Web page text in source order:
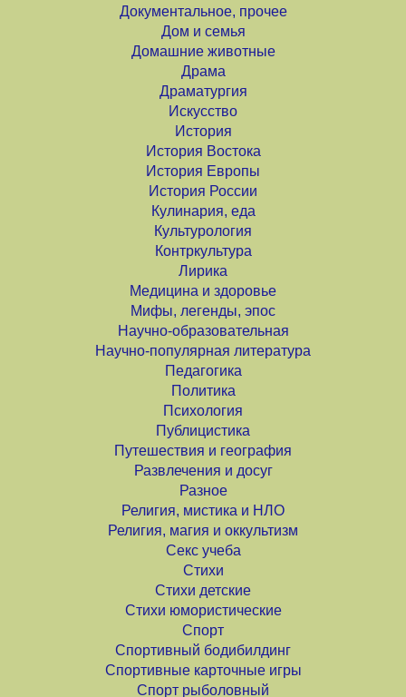
Документальное, прочее
Дом и семья
Домашние животные
Драма
Драматургия
Искусство
История
История Востока
История Европы
История России
Кулинария, еда
Культурология
Контркультура
Лирика
Медицина и здоровье
Мифы, легенды, эпос
Научно-образовательная
Научно-популярная литература
Педагогика
Политика
Психология
Публицистика
Путешествия и география
Развлечения и досуг
Разное
Религия, мистика и НЛО
Религия, магия и оккультизм
Секс учеба
Стихи
Стихи детские
Стихи юмористические
Спорт
Спортивный бодибилдинг
Спортивные карточные игры
Спорт рыболовный